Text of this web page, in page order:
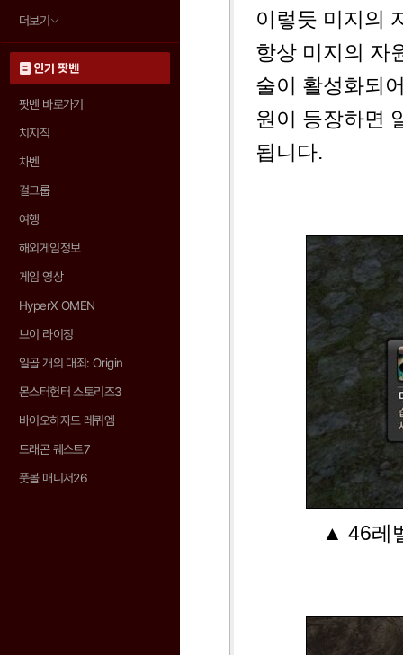
더보기
인기 팟벤
팟벤 바로가기
치지직
차벤
걸그룹
여행
해외게임정보
게임 영상
HyperX OMEN
브이 라이징
일곱 개의 대죄: Origin
몬스터헌터 스토리즈3
바이오하자드 레퀴엠
드래곤 퀘스트7
풋볼 매니저26
이렇듯 미지의
항상 미지의 자
술이 활성화되
원이 등장하면
됩니다.
▲ 46레